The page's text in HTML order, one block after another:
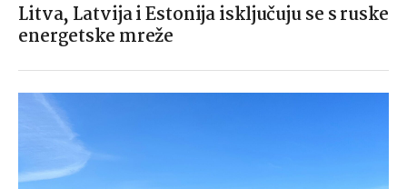
Litva, Latvija i Estonija isključuju se s ruske
energetske mreže